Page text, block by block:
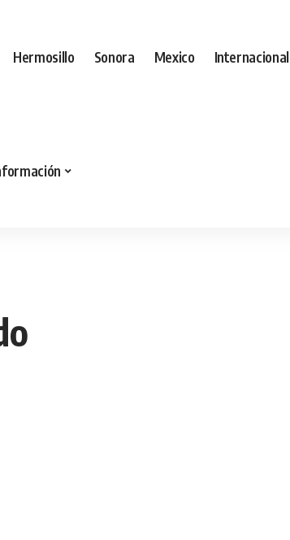
Hermosillo Sonora Mexico Internacional